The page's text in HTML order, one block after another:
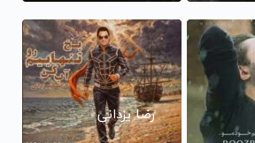
رضا یزدانی